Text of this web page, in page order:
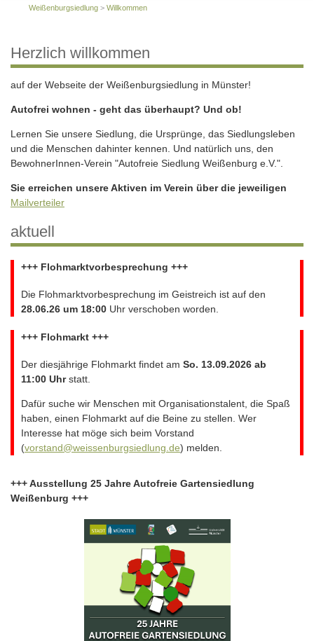
Weißenburgsiedlung > Willkommen
Herzlich willkommen
auf der Webseite der Weißenburgsiedlung in Münster!
Autofrei wohnen - geht das überhaupt? Und ob!
Lernen Sie unsere Siedlung, die Ursprünge, das Siedlungsleben
und die Menschen dahinter kennen. Und natürlich uns, den
BewohnerInnen-Verein "Autofreie Siedlung Weißenburg e.V.".
Sie erreichen unsere Aktiven im Verein über die jeweiligen
Mailverteiler
aktuell
+++ Flohmarktvorbesprechung +++
Die Flohmarktvorbesprechung im Geistreich ist auf den
28.06.26 um 18:00 Uhr verschoben worden.
+++ Flohmarkt +++
Der diesjährige Flohmarkt findet am So. 13.09.2026 ab
11:00 Uhrstatt.
Dafür suche wir Menschen mit Organisationstalent, die Spaß
haben, einen Flohmarkt auf die Beine zu stellen. Wer
Interesse hat möge sich beim Vorstand
(vorstand@weissenburgsiedlung.de) melden.
+++ Ausstellung 25 Jahre Autofreie Gartensiedlung
Weißenburg +++